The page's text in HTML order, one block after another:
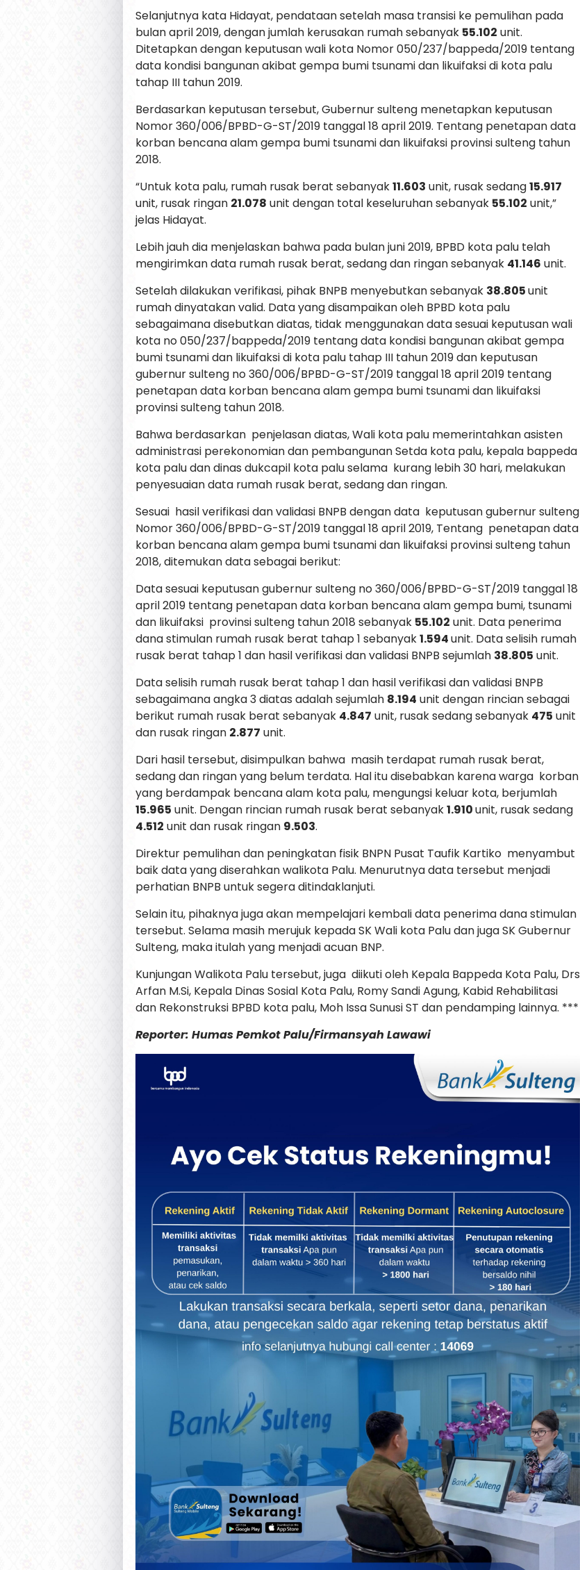
Selanjutnya kata Hidayat, pendataan setelah masa transisi ke pemulihan pada
bulan april 2019, dengan jumlah kerusakan rumah sebanyak 55.102 unit.
Ditetapkan dengan keputusan wali kota Nomor 050/237/bappeda/2019 tentang
data kondisi bangunan akibat gempa bumi tsunami dan likuifaksi di kota palu
tahap III tahun 2019.
Berdasarkan keputusan tersebut, Gubernur sulteng menetapkan keputusan
Nomor 360/006/BPBD-G-ST/2019 tanggal 18 april 2019. Tentang penetapan data
korban bencana alam gempa bumi tsunami dan likuifaksi provinsi sulteng tahun
2018.
“Untuk kota palu, rumah rusak berat sebanyak11.603 unit, rusak sedang15.917
unit, rusak ringan 21.078 unit dengan total keseluruhan sebanyak 55.102 unit,”
jelas Hidayat.
Lebih jauh dia menjelaskan bahwa pada bulan juni 2019, BPBD kota palu telah
mengirimkan data rumah rusak berat, sedang dan ringan sebanyak 41.146 unit.
Setelah dilakukan verifikasi, pihak BNPB menyebutkan sebanyak 38.805unit
rumah dinyatakan valid. Data yang disampaikan oleh BPBD kota palu
sebagaimana disebutkan diatas, tidak menggunakan data sesuai keputusan wali
kota no 050/237/bappeda/2019 tentang data kondisi bangunan akibat gempa
bumi tsunami dan likuifaksi di kota palu tahap III tahun 2019 dan keputusan
gubernur sulteng no 360/006/BPBD-G-ST/2019 tanggal 18 april 2019 tentang
penetapan data korban bencana alam gempa bumi tsunami dan likuifaksi
provinsi sulteng tahun 2018.
Bahwa berdasarkan penjelasan diatas, Wali kota palu memerintahkan asisten
administrasi perekonomian dan pembangunan Setda kota palu, kepala bappeda
kota palu dan dinas dukcapil kota palu selama kurang lebih 30 hari, melakukan
penyesuaian data rumah rusak berat, sedang dan ringan.
Sesuai hasil verifikasi dan validasi BNPB dengan data keputusan gubernur sulteng
Nomor 360/006/BPBD-G-ST/2019 tanggal 18 april 2019, Tentang penetapan data
korban bencana alam gempa bumi tsunami dan likuifaksi provinsi sulteng tahun
2018, ditemukan data sebagai berikut:
Data sesuai keputusan gubernur sulteng no 360/006/BPBD-G-ST/2019 tanggal 18
april 2019 tentang penetapan data korban bencana alam gempa bumi, tsunami
dan likuifaksi provinsi sulteng tahun 2018 sebanyak 55.102 unit. Data penerima
dana stimulan rumah rusak berat tahap 1 sebanyak1.594unit. Data selisih rumah
rusak berat tahap 1 dan hasil verifikasi dan validasi BNPB sejumlah 38.805 unit.
Data selisih rumah rusak berat tahap 1 dan hasil verifikasi dan validasi BNPB
sebagaimana angka 3 diatas adalah sejumlah 8.194 unit dengan rincian sebagai
berikut rumah rusak berat sebanyak 4.847 unit, rusak sedang sebanyak 475 unit
dan rusak ringan 2.877 unit.
Dari hasil tersebut, disimpulkan bahwa masih terdapat rumah rusak berat,
sedang dan ringan yang belum terdata. Hal itu disebabkan karena warga korban
yang berdampak bencana alam kota palu, mengungsi keluar kota, berjumlah
15.965 unit. Dengan rincian rumah rusak berat sebanyak1.910unit, rusak sedang
4.512 unit dan rusak ringan 9.503.
Direktur pemulihan dan peningkatan fisik BNPN Pusat Taufik Kartiko menyambut
baik data yang diserahkan walikota Palu. Menurutnya data tersebut menjadi
perhatian BNPB untuk segera ditindaklanjuti.
Selain itu, pihaknya juga akan mempelajari kembali data penerima dana stimulan
tersebut. Selama masih merujuk kepada SK Wali kota Palu dan juga SK Gubernur
Sulteng, maka itulah yang menjadi acuan BNP.
Kunjungan Walikota Palu tersebut, juga diikuti oleh Kepala Bappeda Kota Palu, Drs
Arfan M.Si, Kepala Dinas Sosial Kota Palu, Romy Sandi Agung, Kabid Rehabilitasi
dan Rekonstruksi BPBD kota palu, Moh Issa Sunusi ST dan pendamping lainnya. ***
Reporter: Humas Pemkot Palu/Firmansyah Lawawi